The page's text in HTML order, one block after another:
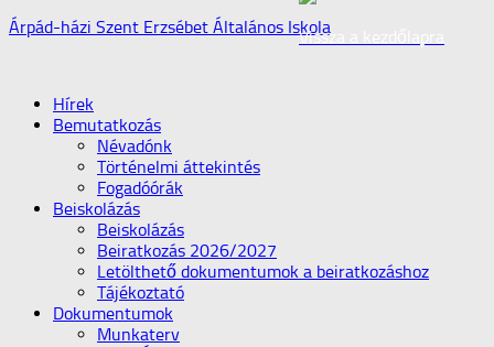
Vissza a kezdőlapra
Árpád-házi Szent Erzsébet Általános Iskola
Hírek
Bemutatkozás
Névadónk
Történelmi áttekintés
Fogadóórák
Beiskolázás
Beiskolázás
Beiratkozás 2026/2027
Letölthető dokumentumok a beiratkozáshoz
Tájékoztató
Dokumentumok
Munkaterv